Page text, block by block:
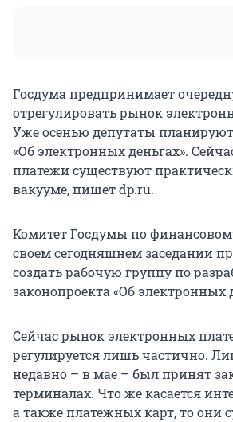
Госдума предпринимает
отрегулировать рынок
Уже осенью депутаты
«Об электронных деньгах».
платежи существуют
вакууме, пишет dp.ru.
Комитет Госдумы по
своем сегодняшнем заседании
создать рабочую группу по
законопроекта «Об электронных
Сейчас рынок электронных
регулируется лишь частично.
недавно – в мае – был принят
терминалах. Что же касается
а также платежных карт, то они